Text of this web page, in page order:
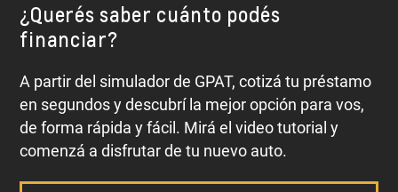
¿Querés saber cuánto podés
financiar?
A partir del simulador de GPAT, cotizá tu préstamo
en segundos y descubrí la mejor opción para vos,
de forma rápida y fácil. Mirá el video tutorial y
comenzá a disfrutar de tu nuevo auto.